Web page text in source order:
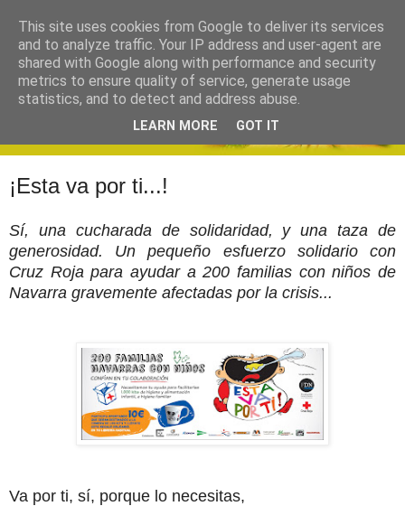
¡Esta va por ti...!
Sí, una cucharada de solidaridad, y una taza de
generosidad. Un pequeño esfuerzo solidario con
Cruz Roja para ayudar a 200 familias con niños de
Navarra gravemente afectadas por la crisis...
Va por ti, sí, porque lo necesitas,
This site uses cookies from Google to deliver its services
and to analyze traffic. Your IP address and user-agent are
shared with Google along with performance and security
metrics to ensure quality of service, generate usage
statistics, and to detect and address abuse.
LEARN MORE GOT IT